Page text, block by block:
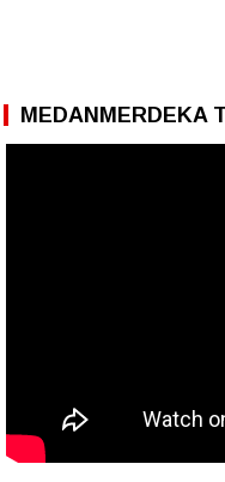
MEDANMERDEKA